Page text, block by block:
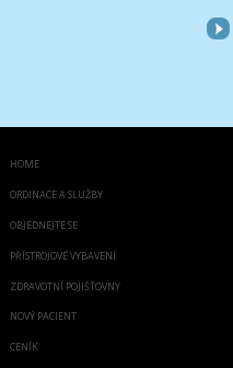
HOME
ORDINACE A SLUŽBY
OBJEDNEJTE SE
PŘÍSTROJOVÉ VYBAVENÍ
ZDRAVOTNÍ POJIŠŤOVNY
NOVÝ PACIENT
CENÍK